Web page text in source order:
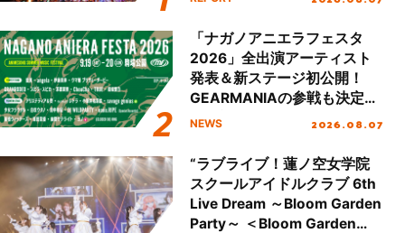
「ナガノアニエラフェスタ
2026」全出演アーティスト
発表＆新ステージ初公開！
GEARMANIAの参戦も決定
し、初となる第3ステージの
NEWS 2026.08.07
“ラブライブ！蓮ノ空女学院
スクールアイドルクラブ 6th
Live Dream ～Bloom Garden
Party～ ＜Bloom Garden